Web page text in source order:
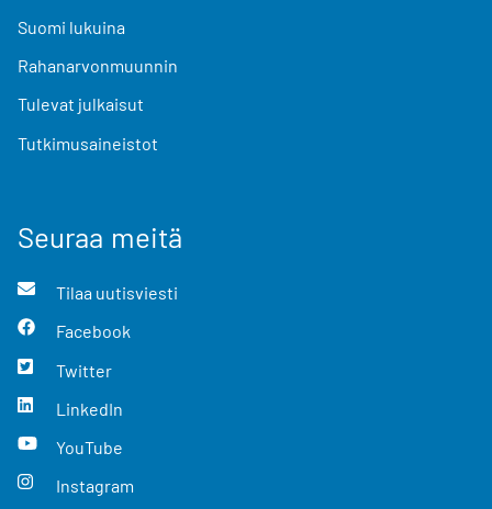
Suomi lukuina
Rahanarvonmuunnin
Tulevat julkaisut
Tutkimusaineistot
Seuraa meitä
Tilaa uutisviesti
Facebook
Twitter
LinkedIn
YouTube
Instagram